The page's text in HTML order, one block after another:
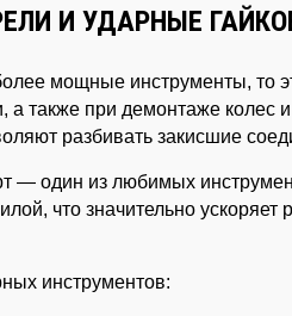
И УДАРНЫЕ
мощные инструменты, то
а также при демонтаже
разбивать закисшие
— один из любимых
что значительно
инструментов: